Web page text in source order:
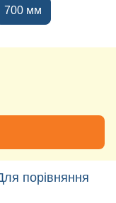
700 мм
порівняння